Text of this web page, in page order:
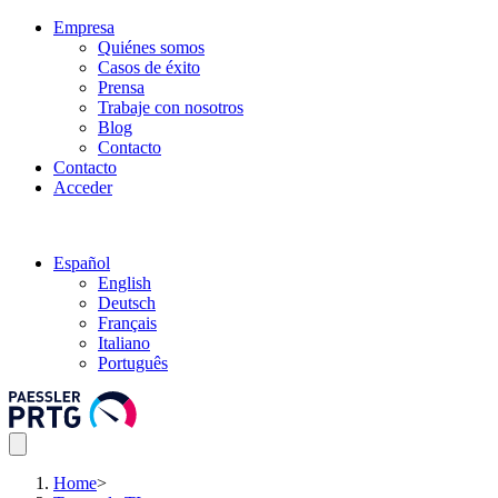
Empresa
Quiénes somos
Casos de éxito
Prensa
Trabaje con nosotros
Blog
Contacto
Contacto
Acceder
Español
English
Deutsch
Français
Italiano
Português
Home>